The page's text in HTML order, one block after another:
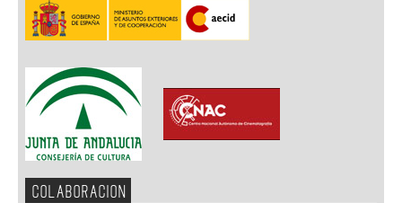
COLABORACION